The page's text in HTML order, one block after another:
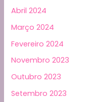
Abril 2024
Março 2024
Fevereiro 2024
Novembro 2023
Outubro 2023
Setembro 2023